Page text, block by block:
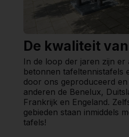
De kwaliteit
In de loop der jaren zijn er
betonnen tafeltennistafels
door ons geproduceerd
anderen de Benelux,
Frankrijk en Engeland.
gebieden staan inmiddels
tafels!